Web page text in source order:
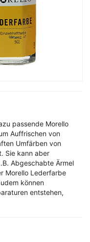
passende Morello
Auffrischen von
Umfärben von
Sie kann aber
Abgeschabte Ärmel
Morello Lederfarbe
können
entstehen,